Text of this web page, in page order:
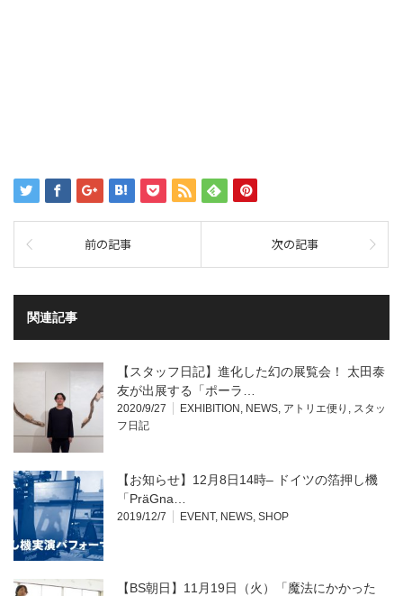
前の記事 次の記事
関連記事
【スタッフ日記】進化した幻の展覧会！ 太田泰
友が出展する「ポーラ…
2020/9/27 EXHIBITION NEWS アトリエ便り
スタッ
フ日記
【お知らせ】12月8日14時– ドイツの箔押し機
「PräGna​…
2019/12/7 EVENT, NEWS SHOP
【BS朝日】11月19日（火）「魔法にかかった